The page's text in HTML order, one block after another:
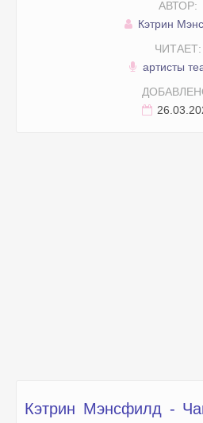
АВТОР:
Кэтрин
ЧИТАЕТ:
артисты
Кэтрин Мэнсфилд -